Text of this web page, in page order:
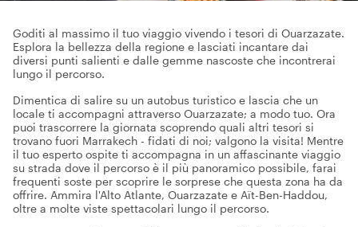
Goditi al massimo il tuo viaggio vivendo i tesori di Ouarzazate.
Esplora la bellezza della regione e lasciati incantare dai
diversi punti salienti e dalle gemme nascoste che incontrerai
lungo il percorso.
Dimentica di salire su un autobus turistico e lascia che un
locale ti accompagni attraverso Ouarzazate; a modo tuo. Ora
puoi trascorrere la giornata scoprendo quali altri tesori si
trovano fuori Marrakech - fidati di noi; valgono la visita! Mentre
il tuo esperto ospite ti accompagna in un affascinante viaggio
su strada dove il percorso è il più panoramico possibile, farai
frequenti soste per scoprire le sorprese che questa zona ha da
offrire. Ammira l'Alto Atlante, Ouarzazate e Aït-Ben-Haddou,
oltre a molte viste spettacolari lungo il percorso.